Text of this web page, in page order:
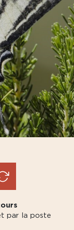
par la poste